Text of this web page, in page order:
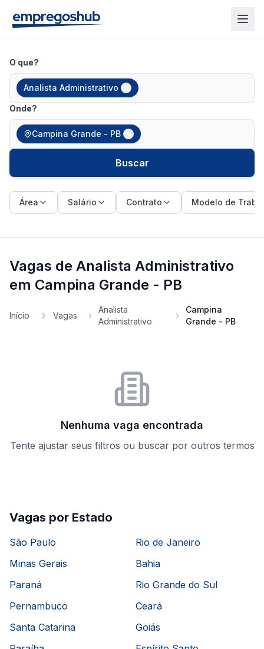
O que?
Analista Administrativo
Onde?
Campina Grande - PB
Buscar
Área Salário Contrato Modelo de
Vagas de Analista Administrativo
em Campina Grande - PB
Início Vagas
Analista
Administrativo
Campina
Grande - PB
Nenhuma vaga encontrada
Tente ajustar seus filtros ou buscar por outros termos
Vagas por Estado
São Paulo
Rio de Janeiro
Minas Gerais
Bahia
Paraná
Rio Grande do Sul
Pernambuco
Ceará
Santa Catarina
Goiás